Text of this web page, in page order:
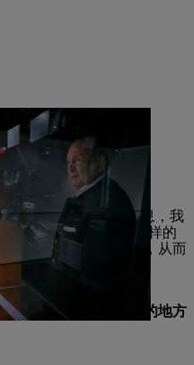
言，这是在 STIHL 品牌世界的
貌感到满意吗？
，通过这些完整的信息，我
过品牌世界中丰富多样的
到森林和木材的欢乐，从而
功？您有自己最喜欢的地方